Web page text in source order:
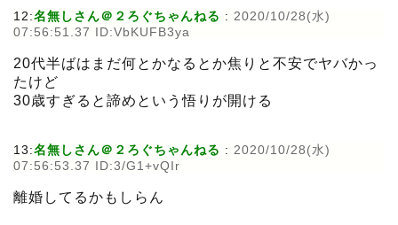
12:名無しさん＠２ろぐちゃんねる : 2020/10/28(水)
07:56:51.37 ID:VbKUFB3ya
20代半ばはまだ何とかなるとか焦りと不安でヤバかっ
たけど
30歳すぎると諦めという悟りが開ける
13:名無しさん＠２ろぐちゃんねる : 2020/10/28(水)
07:56:53.37 ID:3/G1+vQIr
離婚してるかもしらん